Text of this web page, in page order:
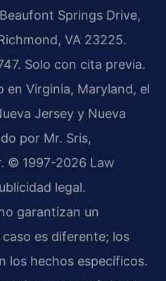
Springs Drive,
VA 23225.
Solo con cita previa.
en Virginia, Maryland, el
Jersey y Nueva
por Mr. Sris,
© 1997-2026 Law
legal.
garantizan un
es diferente; los
los hechos específicos.